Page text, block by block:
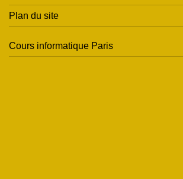
Plan du site
Cours informatique Paris